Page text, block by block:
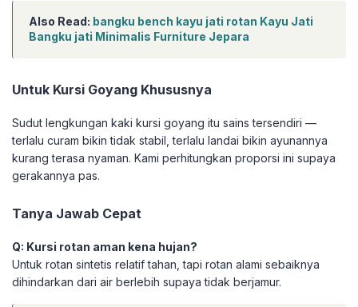
Also Read: bangku bench kayu jati rotan Kayu Jati
Bangku jati Minimalis Furniture Jepara
Untuk Kursi Goyang Khususnya
Sudut lengkungan kaki kursi goyang itu sains tersendiri —
terlalu curam bikin tidak stabil, terlalu landai bikin ayunannya
kurang terasa nyaman. Kami perhitungkan proporsi ini supaya
gerakannya pas.
Tanya Jawab Cepat
Q: Kursi rotan aman kena hujan?
Untuk rotan sintetis relatif tahan, tapi rotan alami sebaiknya
dihindarkan dari air berlebih supaya tidak berjamur.